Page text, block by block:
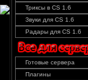
Триксы в CS 1.6
Звуки для CS 1.6
Радары для CS 1.6
Готовые сервера
Плагины